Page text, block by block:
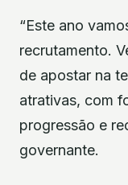
“Este ano
recrutamento.
de apostar na
atrativas, com
progressão e
governante.